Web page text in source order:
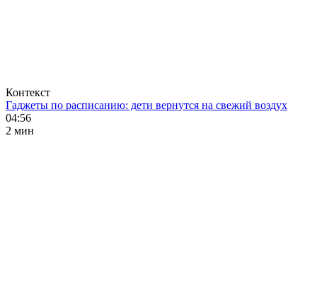
Контекст
Гаджеты по расписанию: дети вернутся на свежий воздух
04:56
2 мин